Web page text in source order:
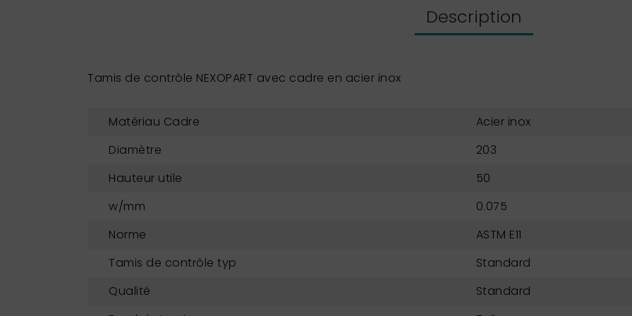
Description
Tamis de contrôle NEXOPART avec cadre en acier inox
Matériau Cadre
Acier inox
Diamètre
203
Hauteur utile
50
w/mm
0.075
Norme
ASTM E11
Tamis de contrôle typ
Standard
Qualité
Standard